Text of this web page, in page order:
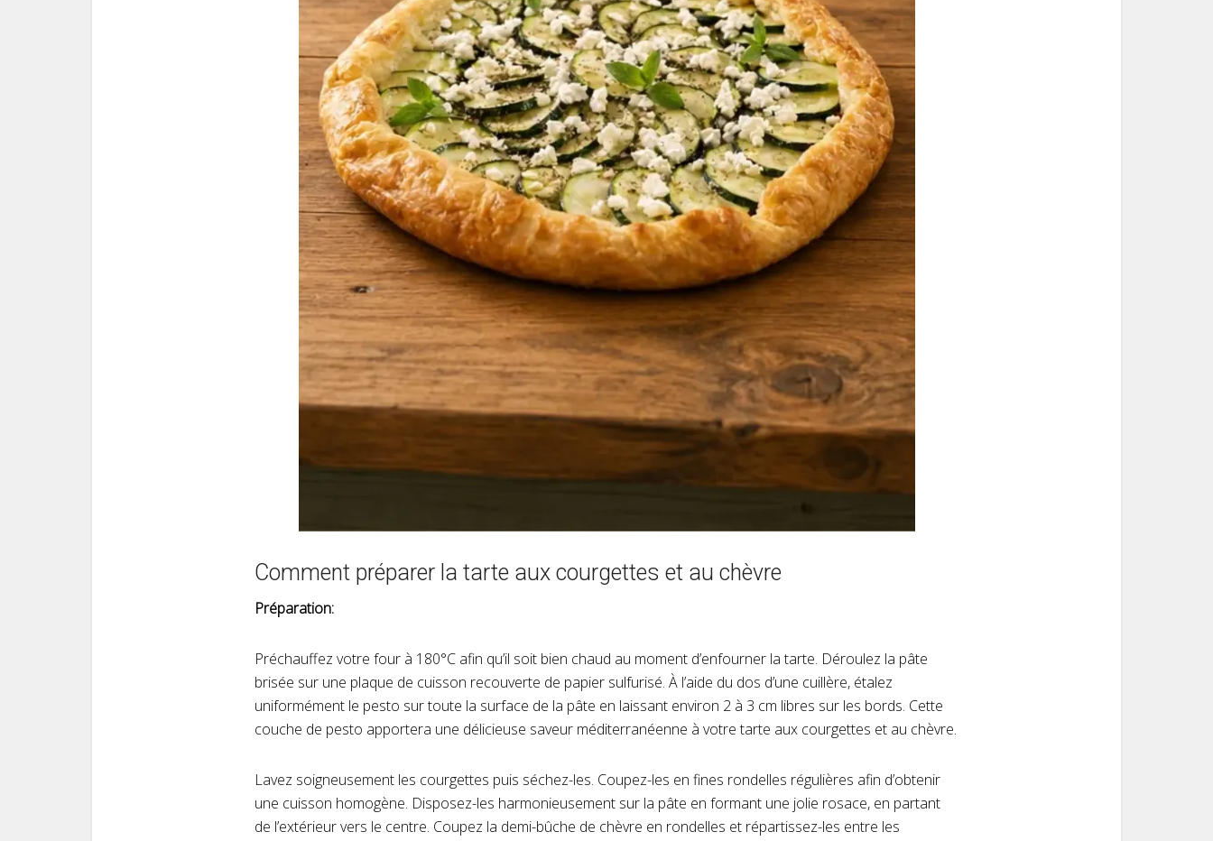
Comment préparer la tarte aux courgettes et au chèvre
Préparation:
Préchauffez votre four à 180°C afin qu’il soit bien chaud au moment d’enfourner la tarte. Déroulez la pâte
brisée sur une plaque de cuisson recouverte de papier sulfurisé. À l’aide du dos d’une cuillère, étalez
uniformément le pesto sur toute la surface de la pâte en laissant environ 2 à 3 cm libres sur les bords. Cette
couche de pesto apportera une délicieuse saveur méditerranéenne à votre tarte aux courgettes et au chèvre.
Lavez soigneusement les courgettes puis séchez-les. Coupez-les en fines rondelles régulières afin d’obtenir
une cuisson homogène. Disposez-les harmonieusement sur la pâte en formant une jolie rosace, en partant
de l’extérieur vers le centre. Coupez la demi-bûche de chèvre en rondelles et répartissez-les entre les